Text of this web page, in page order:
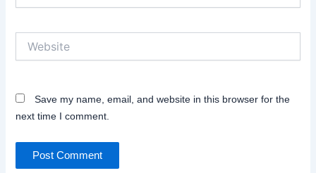
Save my name, email, and website in this browser for the
next time I comment.